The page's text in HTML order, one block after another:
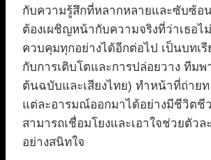
กับความรู้สึกที่หลากหลายและซับซ้อ
ต้องเผชิญหน้ากับความจริงที่ว่าเธอไ
ควบคุมทุกอย่างได้อีกต่อไป เป็นบทเ
กับการเติบโตและการปล่อยวาง ทีมพ
ต้นฉบับและเสียงไทย) ทำหน้าที่ถ่าย
แต่ละอารมณ์ออกมาได้อย่างมีชีวิตชี
สามารถเชื่อมโยงและเอาใจช่วยตัวล
อย่างสนิทใจ